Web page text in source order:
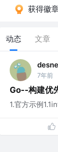
获得徽
动态 文章
7年前
Go--构建优
1.官方示例